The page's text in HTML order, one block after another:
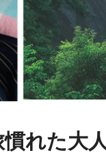
慣れた